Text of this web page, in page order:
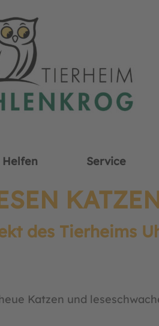
Helfen Service
des Tierheims
Katzen und